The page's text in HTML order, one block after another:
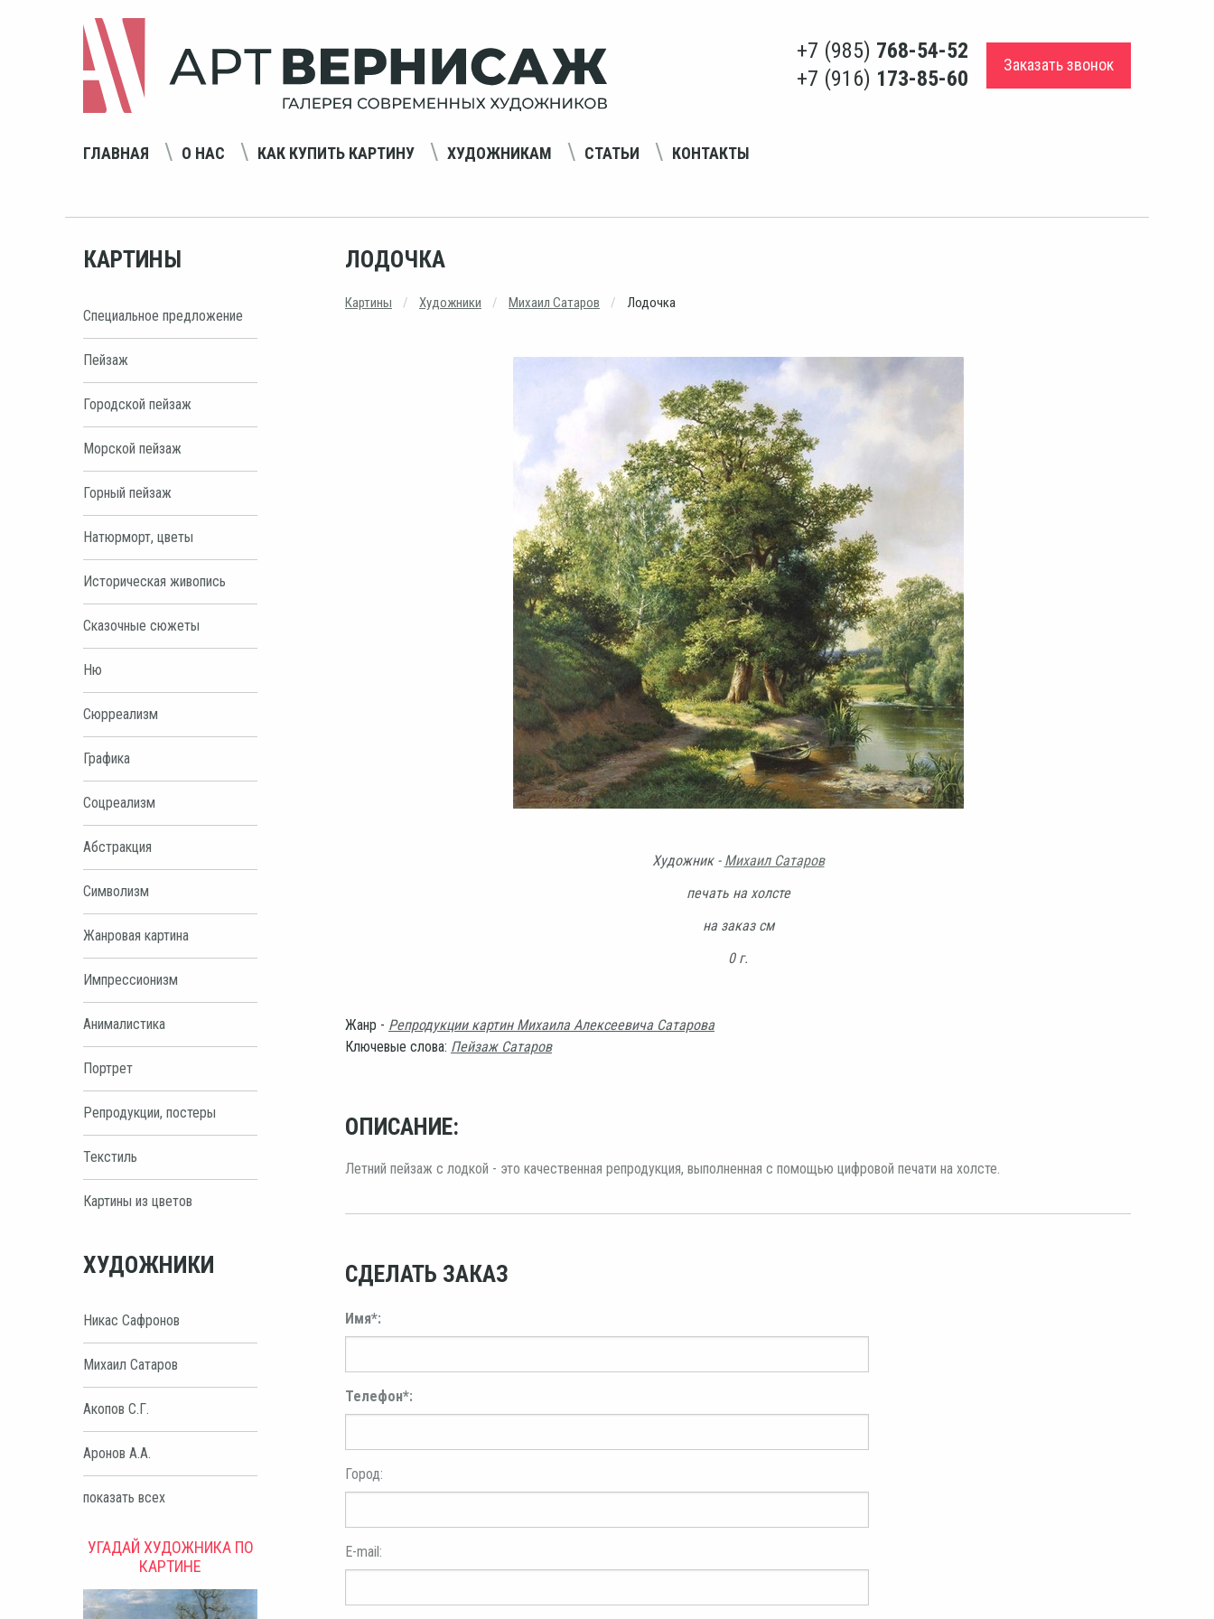
+7 (985) 768-54-52
+7 (916) 173-85-60
Заказать звонок
ГЛАВНАЯ О НАС КАК КУПИТЬ КАРТИНУ ХУДОЖНИКАМ СТАТЬИ КОНТАКТЫ
КАРТИНЫ
Специальное предложение
Пейзаж
Городской пейзаж
Морской пейзаж
Горный пейзаж
Натюрморт, цветы
Историческая живопись
Сказочные сюжеты
Ню
Сюрреализм
Графика
Соцреализм
Абстракция
Символизм
Жанровая картина
Импрессионизм
Анималистика
Портрет
Репродукции, постеры
Текстиль
Картины из цветов
ХУДОЖНИКИ
Никас Сафронов
Михаил Сатаров
Акопов С.Г.
Аронов А.А.
показать всех
УГАДАЙ ХУДОЖНИКА ПО
КАРТИНЕ
ЛОДОЧКА
Картины Художники Михаил Сатаров Лодочка
Художник - Михаил Сатаров
печать на холсте
на заказ см
0 г.
Жанр - Репродукции картин Михаила Алексеевича Сатарова
Ключевые слова: Пейзаж Сатаров
ОПИСАНИЕ:
Летний пейзаж с лодкой - это качественная репродукция, выполненная с помощью цифровой печати на холсте.
СДЕЛАТЬ ЗАКАЗ
Имя*:
Телефон*:
Город:
E-mail: